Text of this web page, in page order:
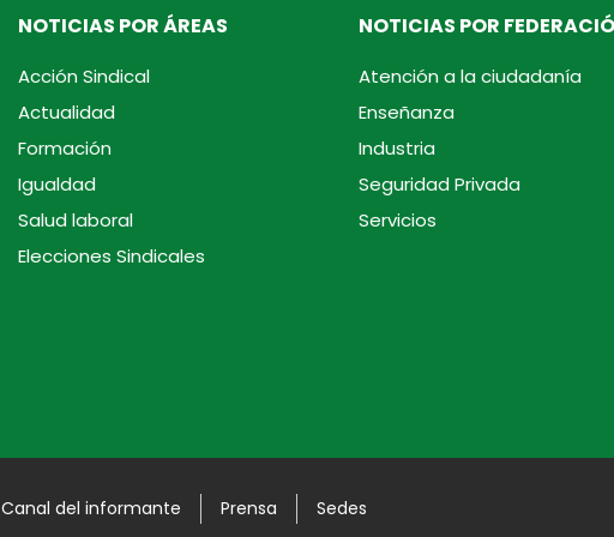
NOTICIAS POR ÁREAS
Acción Sindical
Actualidad
Formación
Igualdad
Salud laboral
Elecciones Sindicales
NOTICIAS POR
Atención a la ciudadanía
Enseñanza
Industria
Seguridad Privada
Servicios
Canal del informante Prensa Sedes